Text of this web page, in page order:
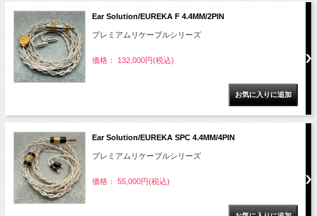
Ear Solution/EUREKA F 4.4MM/2PIN
プレミアムリケーブルシリーズ
価格： 132,000円(税込)
Ear Solution/EUREKA SPC 4.4MM/4PIN
プレミアムリケーブルシリーズ
価格： 55,000円(税込)